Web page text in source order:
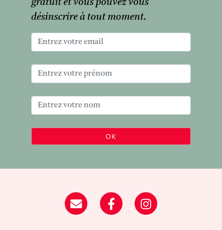
gratuit et vous pouvez vous
désinscrire à tout moment.
OK